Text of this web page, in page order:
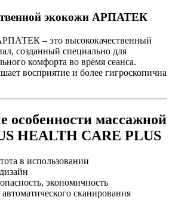
экокожи АРПАТЕК
– это высококачественный
созданный специально для
комфорта во время сеанса.
восприятие и более гигроскопична
особенности массажной
HEALTH CARE PLUS
в использовании
экономичность
сканирования